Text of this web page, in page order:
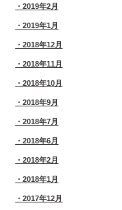
2019年2月
2019年1月
2018年12月
2018年11月
2018年10月
2018年9月
2018年7月
2018年6月
2018年2月
2018年1月
2017年12月